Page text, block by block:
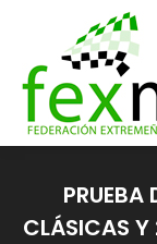
PRUEBA
CLÁSICAS Y